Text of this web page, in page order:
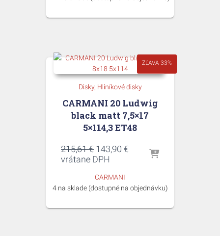
ZĽAVA 33%
Disky Hliníkové disky
CARMANI 20 Ludwig
black matt 7,5×17
5×114,3 ET48
215,61€ Pôvodná
cena
215,61 €.
143,90 € Aktuálna
vrátane DPH
CARMANI
4 na sklade (dostupné na objednávku)